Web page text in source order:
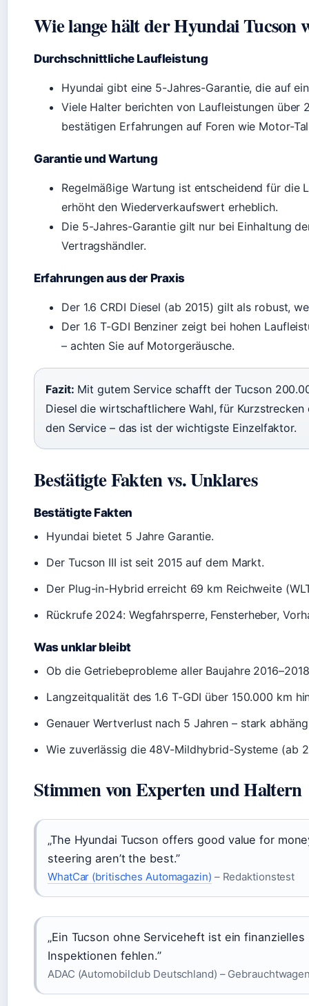
Wie lange hält der Hyundai Tucson
Durchschnittliche Laufleistung
Hyundai gibt eine 5-Jahres-Garantie, die auf
Viele Halter berichten von Laufleistungen über
bestätigen Erfahrungen auf Foren wie Motor-
Garantie und Wartung
Regelmäßige Wartung ist entscheidend für die
erhöht den Wiederverkaufswert erheblich.
Die 5-Jahres-Garantie gilt nur bei Einhaltung
Vertragshändler.
Erfahrungen aus der Praxis
Der 1.6 CRDI Diesel (ab 2015) gilt als robust,
Der 1.6 T-GDI Benziner zeigt bei hohen
– achten Sie auf Motorgeräusche.
Fazit: Mit gutem Service schafft der Tucson
Diesel die wirtschaftlichere Wahl, für
den Service – das ist der wichtigste Einzelfaktor.
Bestätigte Fakten vs. Unklares
Bestätigte Fakten
Hyundai bietet 5 Jahre Garantie.
Der Tucson III ist seit 2015 auf dem Markt.
Der Plug-in-Hybrid erreicht 69 km Reichweite
Rückrufe 2024: Wegfahrsperre, Fensterheber,
Was unklar bleibt
Ob die Getriebeprobleme aller Baujahre
Langzeitqualität des 1.6 T-GDI über 150.000 km
Genauer Wertverlust nach 5 Jahren – stark
Wie zuverlässig die 48V-Mildhybrid-Systeme (ab
Stimmen von Experten und Haltern
„The Hyundai Tucson offers good value for
steering aren’t the best.”
WhatCar (britisches Automagazin) – Redaktionstest
„Ein Tucson ohne Serviceheft ist ein
Inspektionen fehlen.”
ADAC (Automobilclub Deutschland) –